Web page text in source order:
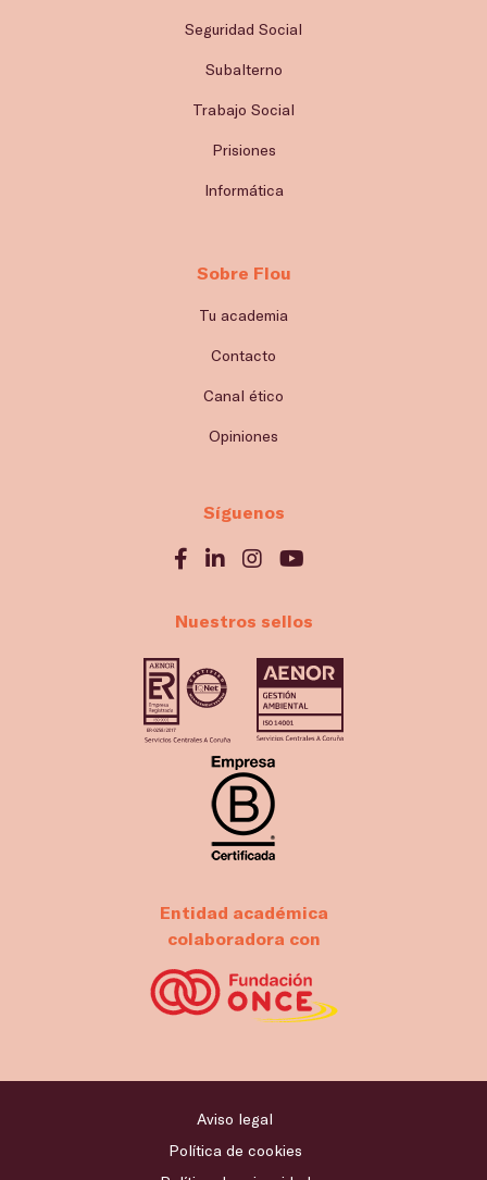
Seguridad Social
Subalterno
Trabajo Social
Prisiones
Informática
Sobre Flou
Tu academia
Contacto
Canal ético
Opiniones
Síguenos
Nuestros sellos
Entidad académica
colaboradora con
Aviso legal
Política de cookies